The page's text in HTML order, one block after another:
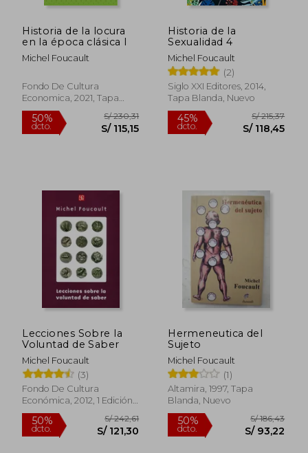
Historia de la locura
en la época clásica I
Michel Foucault
Fondo De Cultura
Economica, 2021, Tapa
Blanda, Nuevo
Historia de la
Sexualidad 4
Michel Foucault
(2)
Siglo XXI Editores, 2014,
Tapa Blanda, Nuevo
Lecciones Sobre la
Voluntad de Saber
Michel Foucault
(3)
Fondo De Cultura
Económica, 2012, 1 Edición,
Tapa Blanda, Nuevo
Hermeneutica del
Sujeto
Michel Foucault
(1)
Altamira, 1997, Tapa
Blanda, Nuevo